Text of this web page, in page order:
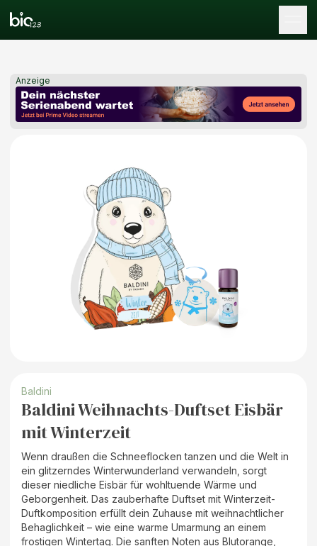
Anzeige
Baldini
Baldini Weihnachts-Duftset Eisbär
mit Winterzeit
Wenn draußen die Schneeflocken tanzen und die Welt in
ein glitzerndes Winterwunderland verwandeln, sorgt
dieser niedliche Eisbär für wohltuende Wärme und
Geborgenheit. Das zauberhafte Duftset mit Winterzeit-
Duftkomposition erfüllt dein Zuhause mit weihnachtlicher
Behaglichkeit – wie eine warme Umarmung an einem
frostigen Wintertag. Die sanften Noten aus Blutorange,